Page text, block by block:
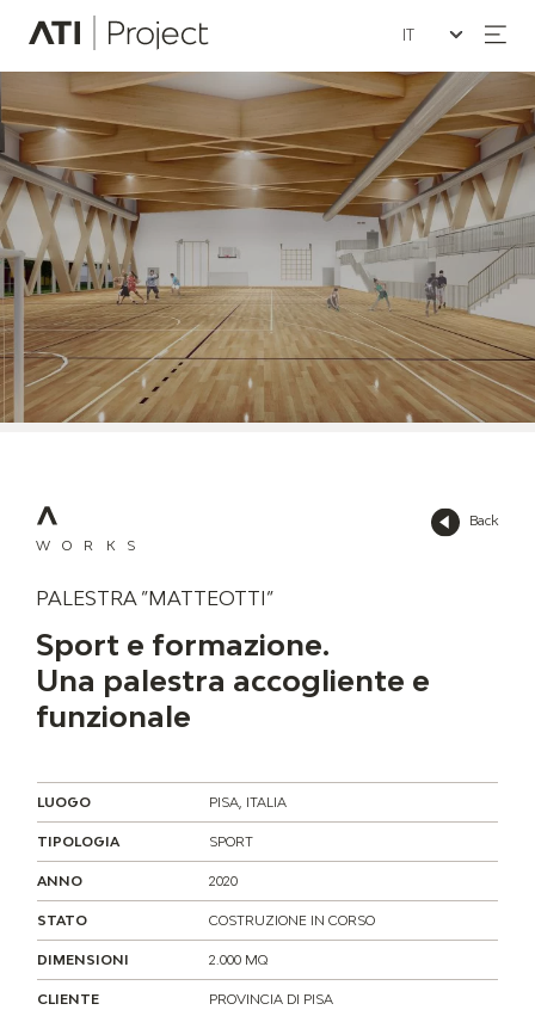
ATI Project
Seleziona la
Back
WORKS
PALESTRA ”MATTEOTTI”
Sport e formazione.
Una palestra accogliente e
funzionale
LUOGO PISA, ITALIA
TIPOLOGIA SPORT
ANNO 2020
STATO COSTRUZIONE IN CORSO
DIMENSIONI 2.000 MQ
CLIENTE PROVINCIA DI PISA